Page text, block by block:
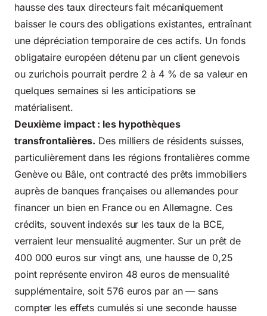
hausse des taux directeurs fait mécaniquement
baisser le cours des obligations existantes, entraînant
une dépréciation temporaire de ces actifs. Un fonds
obligataire européen détenu par un client genevois
ou zurichois pourrait perdre 2 à 4 % de sa valeur en
quelques semaines si les anticipations se
matérialisent.
Deuxième impact : les hypothèques
transfrontalières. Des milliers de résidents suisses,
particulièrement dans les régions frontalières comme
Genève ou Bâle, ont contracté des prêts immobiliers
auprès de banques françaises ou allemandes pour
financer un bien en France ou en Allemagne. Ces
crédits, souvent indexés sur les taux de la BCE,
verraient leur mensualité augmenter. Sur un prêt de
400 000 euros sur vingt ans, une hausse de 0,25
point représente environ 48 euros de mensualité
supplémentaire, soit 576 euros par an — sans
compter les effets cumulés si une seconde hausse